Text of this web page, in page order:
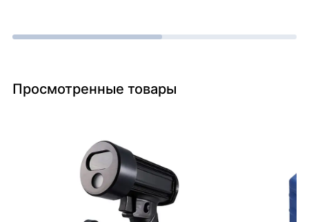
Просмотренные товары